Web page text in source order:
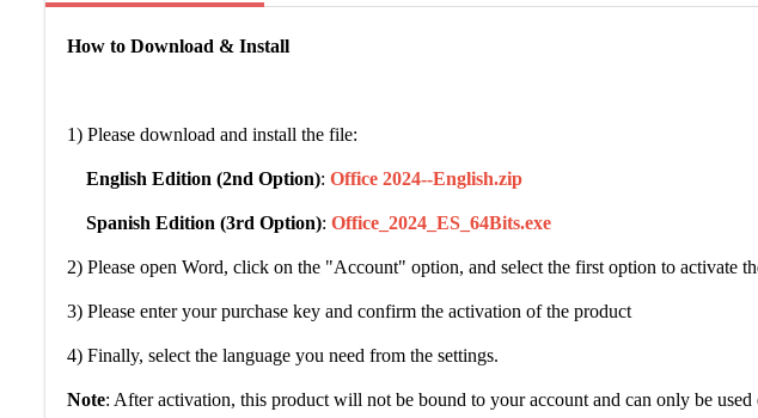
How to Download & Install
1) Please download and install the file:
English Edition (2nd Option): Office 2024--English.zip
Spanish Edition (3rd Option): Office_2024_ES_64Bits.exe
2) Please open Word, click on the "Account" option, and select the first option to activate
3) Please enter your purchase key and confirm the activation of the product
4) Finally, select the language you need from the settings.
Note: After activation, this product will not be bound to your account and can only be